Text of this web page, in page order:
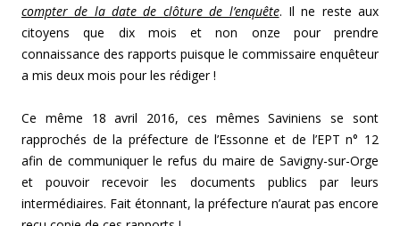
compter de la date de clôture de l’enquête. Il ne reste aux
citoyens que dix mois et non onze pour prendre
connaissance des rapports puisque le commissaire enquêteur
a mis deux mois pour les rédiger !
Ce même 18 avril 2016, ces mêmes Saviniens se sont
rapprochés de la préfecture de l’Essonne et de l’EPT n° 12
afin de communiquer le refus du maire de Savigny-sur-Orge
et pouvoir recevoir les documents publics par leurs
intermédiaires. Fait étonnant, la préfecture n’aurat pas encore